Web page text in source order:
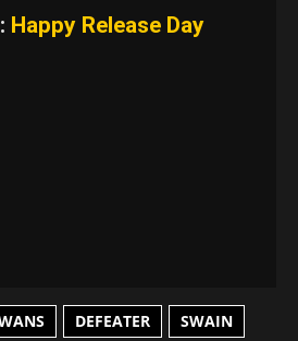
Happy Release Day
DEFEATER SWAIN